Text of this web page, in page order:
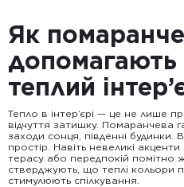
Як
допомагають
теплий
Тепло в інтер’єрі — це не лише
відчуття затишку. Помаранчева
заходи сонця, південні будинки.
простір. Навіть невеликі
терасу або передпокій помітно
стверджують, що теплі кольори
стимулюють спілкування.